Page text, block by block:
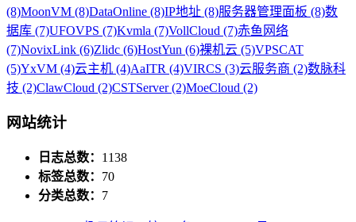
(8)MoonVM (8)DataOnline (8)IP地址 (8)服务器管理面板 (8)数
据库 (7)UFOVPS (7)Kvmla (7)VollCloud (7)赤鱼网络
(7)NovixLink (6)Zlidc (6)HostYun (6)裸机云 (5)VPSCAT
(5)YxVM (4)云主机 (4)AaITR (4)VIRCS (3)云服务商 (2)数脉科
技 (2)ClawCloud (2)CSTServer (2)MoeCloud (2)
网站统计
日志总数： 1138
标签总数： 70
分类总数： 7